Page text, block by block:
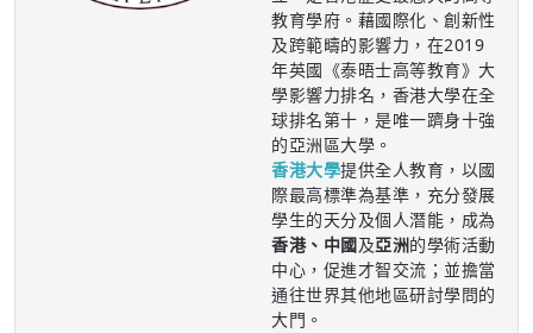
教育學府。藉國際化、創新性
及跨範疇的影響力，在2019
年英國《泰晤士高等教育》大
學影響力排名，香港大學在全
球排名第十，是唯一躋身十強
的亞洲區大學。
香港大學提供全人教育，以國
際最高標準為基準，充分發展
學生的天分及個人潛能，成為
香港、中國及亞洲的學術活動
中心，促進才智交流；並擔當
通往世界其他地區研討學問的
大門。